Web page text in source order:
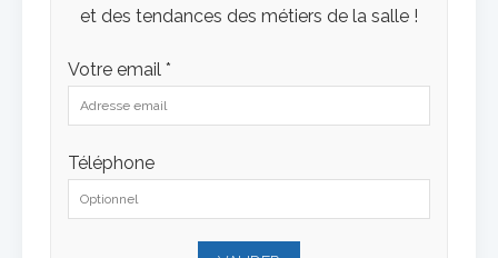
et des tendances des métiers de la salle !
Votre email *
Téléphone